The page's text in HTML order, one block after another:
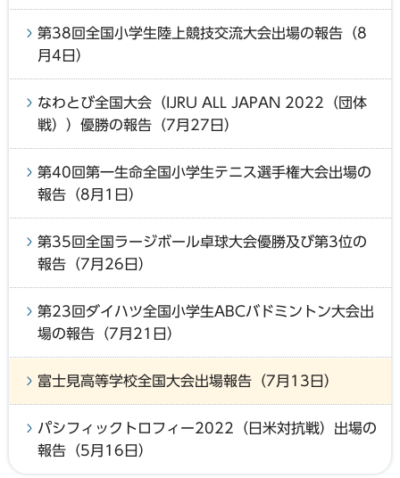
第38回全国小学生陸上競技交流大会出場の報告（8
月4日）
なわとび全国大会（IJRU ALL JAPAN 2022（団体
戦））優勝の報告（7月27日）
第40回第一生命全国小学生テニス選手権大会出場の
報告（8月1日）
第35回全国ラージボール卓球大会優勝及び第3位の
報告（7月26日）
第23回ダイハツ全国小学生ABCバドミントン大会出
場の報告（7月21日）
富士見高等学校全国大会出場報告（7月13日）
パシフィックトロフィー2022（日米対抗戦）出場の
報告（5月16日）